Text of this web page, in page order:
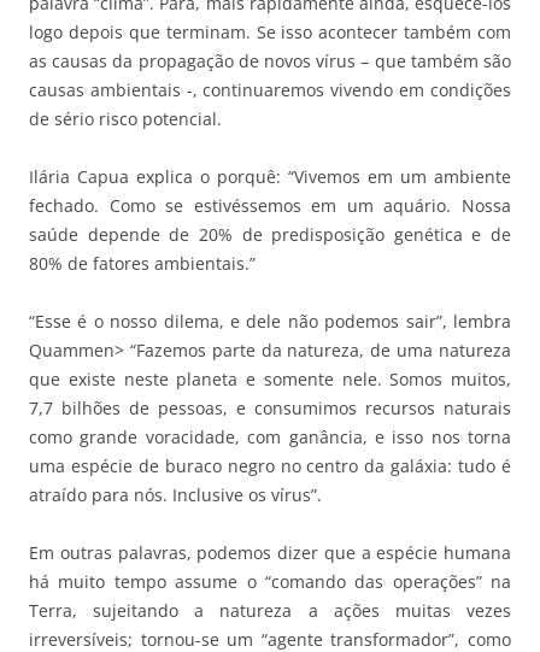
logo depois que terminam. Se isso acontecer também com
as causas da propagação de novos vírus – que também são
causas ambientais -, continuaremos vivendo em condições
de sério risco potencial.
Ilária Capua explica o porquê: “Vivemos em um ambiente
fechado. Como se estivéssemos em um aquário. Nossa
saúde depende de 20% de predisposição genética e de
80% de fatores ambientais.”
“Esse é o nosso dilema, e dele não podemos sair”, lembra
Quammen> “Fazemos parte da natureza, de uma natureza
que existe neste planeta e somente nele. Somos muitos,
7,7 bilhões de pessoas, e consumimos recursos naturais
como grande voracidade, com ganância, e isso nos torna
uma espécie de buraco negro no centro da galáxia: tudo é
atraído para nós. Inclusive os vírus”.
Em outras palavras, podemos dizer que a espécie humana
há muito tempo assume o “comando das operações” na
Terra, sujeitando a natureza a ações muitas vezes
irreversíveis; tornou-se um “agente transformador”, como